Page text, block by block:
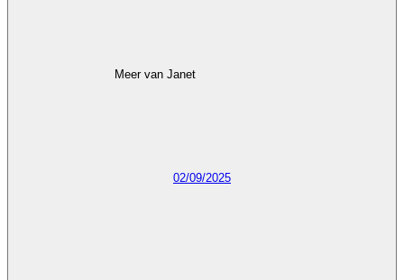
Meer van Janet
02/09/2025